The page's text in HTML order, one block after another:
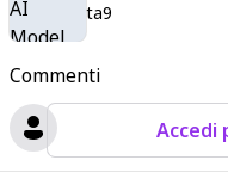
Commenti
Accedi
ta9